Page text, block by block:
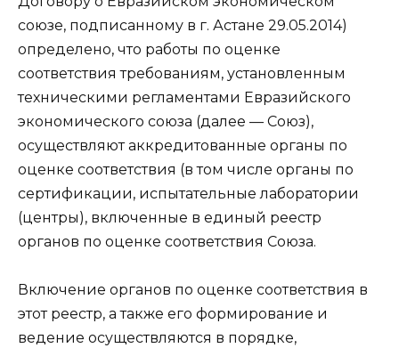
союзе, подписанному в г. Астане 29.05.2014)
определено, что работы по оценке
соответствия требованиям, установленным
техническими регламентами Евразийского
экономического союза (далее — Союз),
осуществляют аккредитованные органы по
оценке соответствия (в том числе органы по
сертификации, испытательные лаборатории
(центры), включенные в единый реестр
органов по оценке соответствия Союза.
Включение органов по оценке соответствия в
этот реестр, а также его формирование и
ведение осуществляются в порядке,